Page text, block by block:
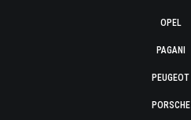
OPEL
PAGANI
PEUGEOT
PORSCHE